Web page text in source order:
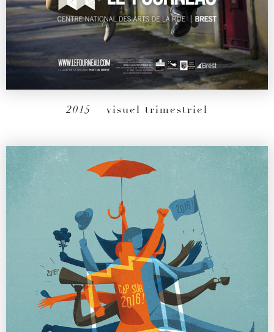
2015 – visuel trimestriel